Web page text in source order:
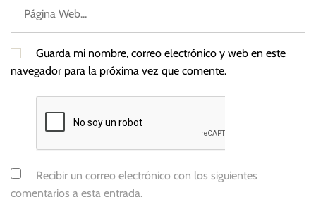
Guarda mi nombre, correo electrónico y web en este
navegador para la próxima vez que comente.
Recibir un correo electrónico con los siguientes
comentarios a esta entrada.